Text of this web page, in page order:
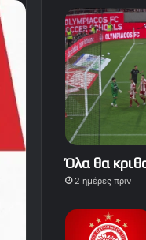
Όλα θα
2 ημέρες πριν